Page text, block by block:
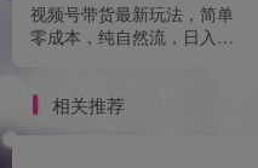
视频号带货最新玩法，简单
零成本，纯自然流，日入多
相关推荐